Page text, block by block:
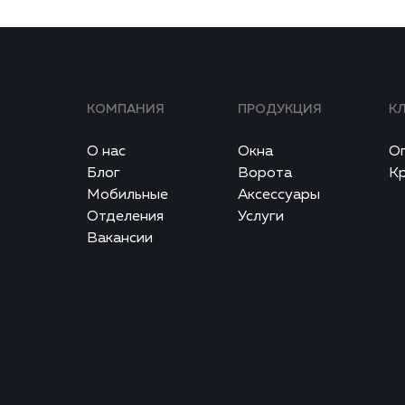
КОМПАНИЯ
О нас
Блог
Мобильные
Отделения
Вакансии
ПРОДУКЦИЯ
Окна
Ворота
Аксессуары
Услуги